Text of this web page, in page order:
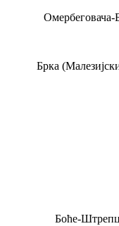
Омербеговача-
Брка
Боће-